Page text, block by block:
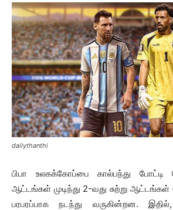
dailythanthi
பிபா உலகக்கோப்பை கால்பந்து போட்டி
ஆட்டங்கள் முடிந்து 2-வது சுற்று ஆட்டங்கள்
பரபரப்பாக நடந்து வருகின்றன.